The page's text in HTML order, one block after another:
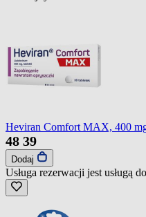
Heviran Comfort MAX, 400
48 39
Dodaj
Usługa rezerwacji jest usługą